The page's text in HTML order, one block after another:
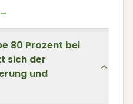
80 Prozent bei
sich der
und